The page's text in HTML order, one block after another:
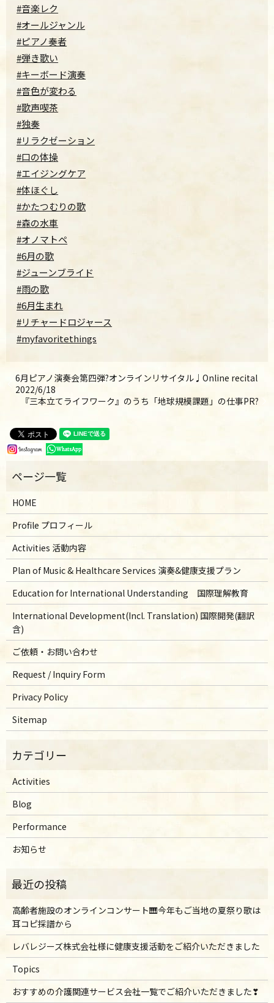
#音楽レク
#オールジャンル
#ピアノ奏者
#弾き歌い
#キーボード演奏
#音色が変わる
#歌声喫茶
#独奏
#リラクゼーション
#口の体操
#エイジングケア
#体ほぐし
#かたつむりの歌
#森の水車
#オノマトペ
#6月の歌
#ジューンブライド
#雨の歌
#6月生まれ
#リチャードロジャース
#myfavoritethings
6月ピアノ演奏会第四弾?オンラインリサイタル♩Online recital
2022/6/18
『三本立てライフワーク』のうち「地球規模課題」の仕事PR?
HOME
Profile プロフィール
Activities 活動内容
Plan of Music & Healthcare Services 演奏&健康支援プラン
Education for International Understanding 国際理解教育
International Development(Incl. Translation) 国際開発(翻訳
含)
ご依頼・お問い合わせ
Request / Inquiry Form
Privacy Policy
Sitemap
Activities
Blog
Performance
お知らせ
高齢者施設のオンラインコンサート🎹今年もご当地の夏祭り歌は
耳コピ採譜から
レバレジーズ株式会社様に健康支援活動をご紹介いただきました
Topics
おすすめの介護関連サービス会社一覧でご紹介いただきました❣